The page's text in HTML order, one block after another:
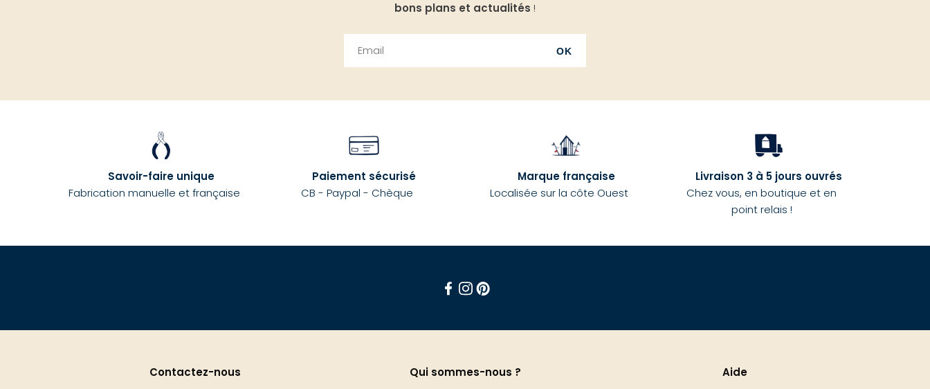
bons plans et actualités !
OK
Savoir-faire unique
Fabrication manuelle et française
Paiement sécurisé
CB - Paypal - Chèque
Marque française
Localisée sur la côte Ouest
Livraison 3 à 5 jours ouvrés
Chez vous, en boutique et en
point relais !
Contactez-nous
Qui sommes-nous ?
Aide